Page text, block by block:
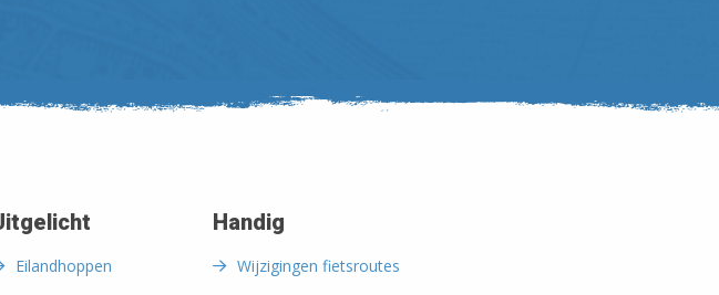
Eilandhoppen
Handig
Wijzigingen fietsroutes